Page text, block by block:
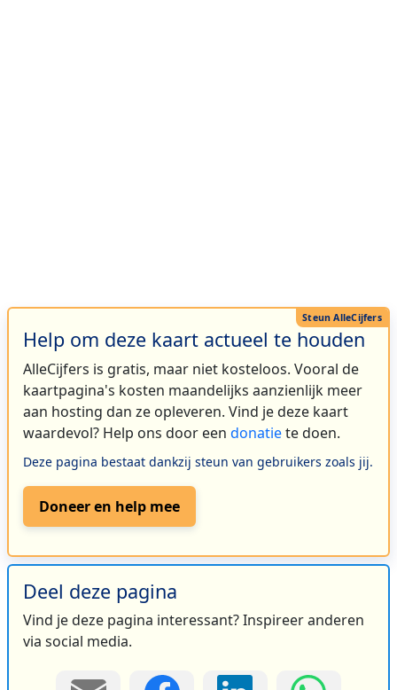
Help om deze kaart actueel te houden
AlleCijfers is gratis, maar niet kosteloos. Vooral de
kaartpagina's kosten maandelijks aanzienlijk meer
aan hosting dan ze opleveren. Vind je deze kaart
waardevol? Help ons door een donatiete doen.
Deze pagina bestaat dankzij steun van gebruikers zoals jij.
Doneer en help mee
Deel deze pagina
Vind je deze pagina interessant? Inspireer anderen
via social media.